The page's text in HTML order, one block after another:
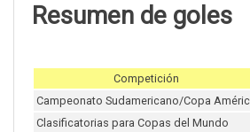
Resumen de goles
Competición
Campeonato Sudamericano/Copa
Clasificatorias para Copas del Mundo